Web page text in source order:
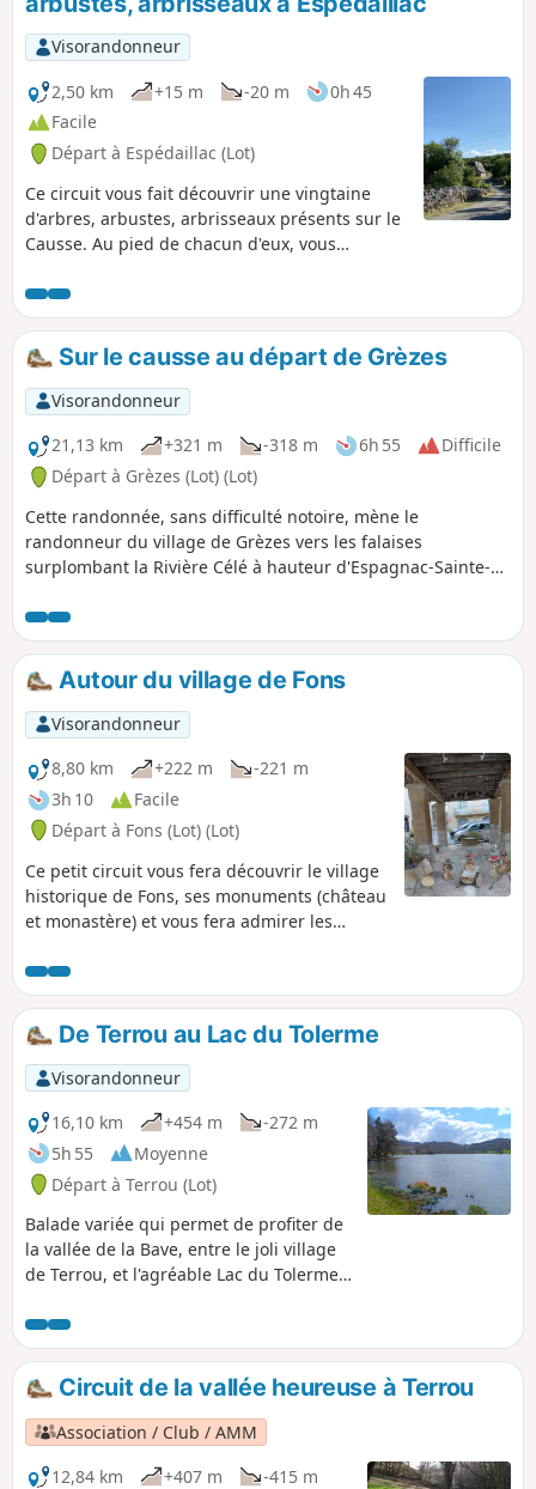
Visorandonneur
2,50 km
+15 m -20 m
0h 45
Facile
Départ à Espédaillac (Lot)
Ce circuit vous fait découvrir une vingtaine
d'arbres, arbustes, arbrisseaux présents sur le
Causse. Au pied de chacun d'eux, vous
l'arbre est indiqué. Vous trouverez également
un QRcode que vous pourrez flasher à l'aide de
votre Smartphone. Voir chapitre Infos
pratiques.
Sur le causse au départ de Grèzes
Visorandonneur
21,13 km
+321 m -318 m 6h 55
Difficile
Départ à Grèzes (Lot) (Lot)
Cette randonnée, sans difficulté notoire, mène le
randonneur du village de Grèzes vers les falaises
surplombant la Rivière Célé à hauteur d'Espagnac-Sainte-
Bélinac (l'un des rares menhirs du département) pour
rejoindre le village de Livernon puis Grèzes. Elle se déroule
très majoritairement sur de larges chemins de causse,
bordés de murets revêtus de mousse et sous la couverture
des chênes.
Autour du village de Fons
Visorandonneur
8,80 km
+222 m
-221 m
3h 10
Facile
Départ à Fons (Lot) (Lot)
Ce petit circuit vous fera découvrir le village
historique de Fons, ses monuments (château
et monastère) et vous fera admirer les
de la moitié du parcours. Vous apercevrez
les tours de Cardaillac et surplomberez le
village de Fourmagnac. Il emprunte des
petites routes et des chemins publics.
De Terrou au Lac du Tolerme
Visorandonneur
16,10 km
+454 m
-272 m
5h 55
Moyenne
Départ à Terrou (Lot)
Balade variée qui permet de profiter de
la vallée de la Bave, entre le joli village
de Terrou, et l'agréable Lac du Tolerme,
quelques pâturages.
Circuit de la vallée heureuse à Terrou
Association / Club / AMM
12,84 km
+407 m
-415 m